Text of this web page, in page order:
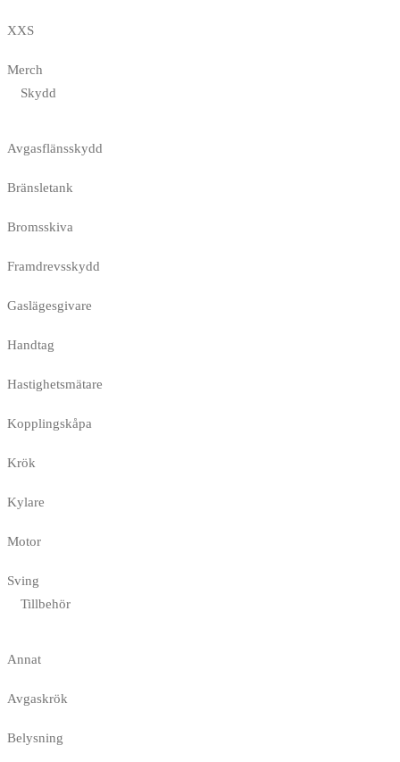
XXS
Merch
Skydd
Avgasflänsskydd
Bränsletank
Bromsskiva
Framdrevsskydd
Gaslägesgivare
Handtag
Hastighetsmätare
Kopplingskåpa
Krök
Kylare
Motor
Sving
Tillbehör
Annat
Avgaskrök
Belysning